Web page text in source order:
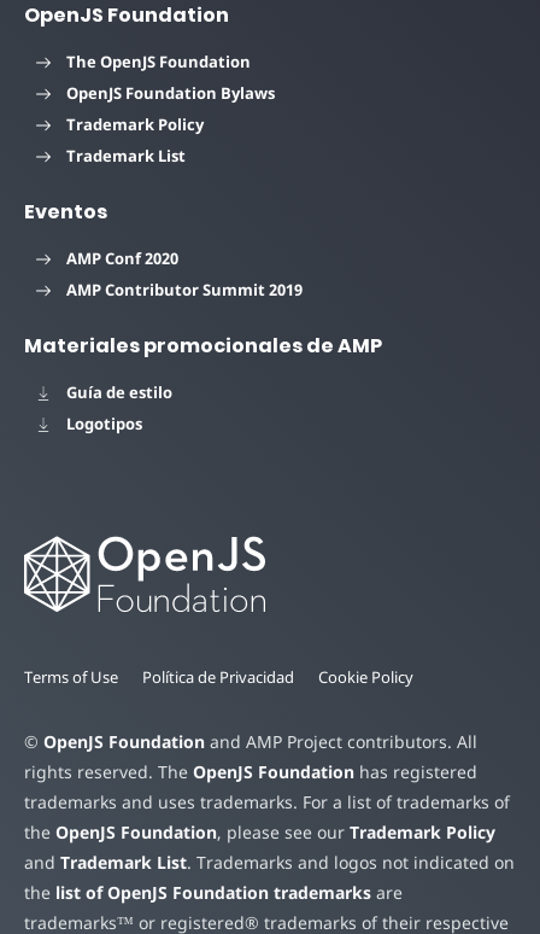
OpenJS Foundation
The OpenJS Foundation
OpenJS Foundation Bylaws
Trademark Policy
Trademark List
Eventos
AMP Conf 2020
AMP Contributor Summit 2019
Materiales promocionales de AMP
Guía de estilo
Logotipos
Terms of Use Política de Privacidad Cookie Policy
© OpenJS Foundation and AMP Project contributors. All
rights reserved. The OpenJS Foundation has registered
trademarks and uses trademarks. For a list of trademarks of
the OpenJS Foundation, please see our Trademark Policy
and Trademark List. Trademarks and logos not indicated on
the list of OpenJS Foundation trademarks are
trademarks™ or registered® trademarks of their respective